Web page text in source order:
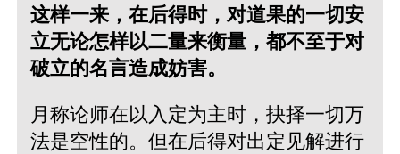
这样一来，在后得时，对道果的一切安
立无论怎样以二量来衡量，都不至于对
破立的名言造成妨害。
月称论师在以入定为主时，抉择一切万
法是空性的。但在后得对出定见解进行